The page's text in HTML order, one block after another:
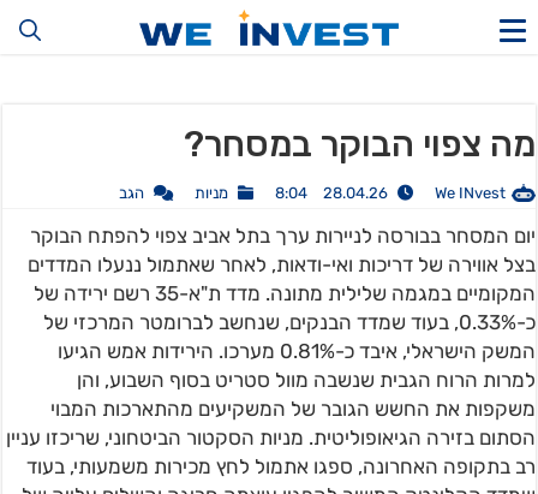
מה צפוי הבוקר במסחר?
We INvest
28.04.26 8:04 מניות הגב
יום המסחר בבורסה לניירות ערך בתל אביב צפוי להפתח הבוקר
בצל אווירה של דריכות ואי-ודאות, לאחר שאתמול ננעלו המדדים
המקומיים במגמה שלילית מתונה. מדד ת"א-35 רשם ירידה של
כ-0.33%, בעוד שמדד הבנקים, שנחשב לברומטר המרכזי של
המשק הישראלי, איבד כ-0.81% מערכו. הירידות אמש הגיעו
למרות הרוח הגבית שנשבה מוול סטריט בסוף השבוע, והן
משקפות את החשש הגובר של המשקיעים מהתארכות המבוי
הסתום בזירה הגיאופוליטית. מניות הסקטור הביטחוני, שריכזו עניין
רב בתקופה האחרונה, ספגו אתמול לחץ מכירות משמעותי, בעוד